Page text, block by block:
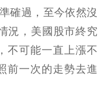
確過，至今依然沒
況，美國股市終究
不可能一直上漲不
前一次的走勢去進